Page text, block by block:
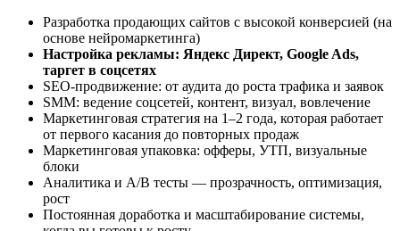
Разработка продающих сайтов с высокой конверсией (на
основе нейромаркетинга)
Настройка рекламы: Яндекс Директ, Google Ads,
таргет в соцсетях
SEO-продвижение: от аудита до роста трафика и заявок
SMM: ведение соцсетей, контент, визуал, вовлечение
Маркетинговая стратегия на 1–2 года, которая работает
от первого касания до повторных продаж
Маркетинговая упаковка: офферы, УТП, визуальные
блоки
Аналитика и A/B тесты — прозрачность, оптимизация,
рост
Постоянная доработка и масштабирование системы,